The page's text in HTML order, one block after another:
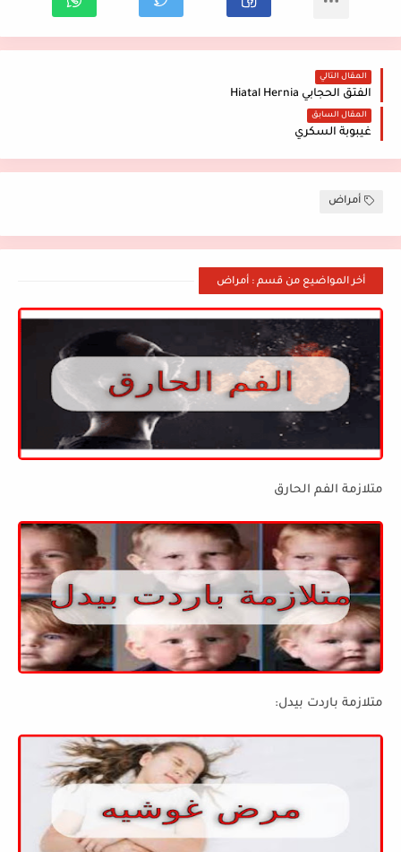
المقال التالي
الفتق الحجابي Hiatal Hernia
المقال السابق
غيبوبة السكري
أمراض
أخر المواضيع من قسم : أمراض
متلازمة الفم الحارق
متلازمة باردت بيدل: